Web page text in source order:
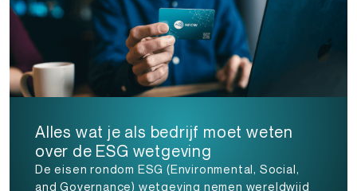
Alles wat je als bedrijf moet weten
over de ESG wetgeving
De eisen rondom ESG (Environmental, Social,
and Governance) wetgeving nemen wereldwijd